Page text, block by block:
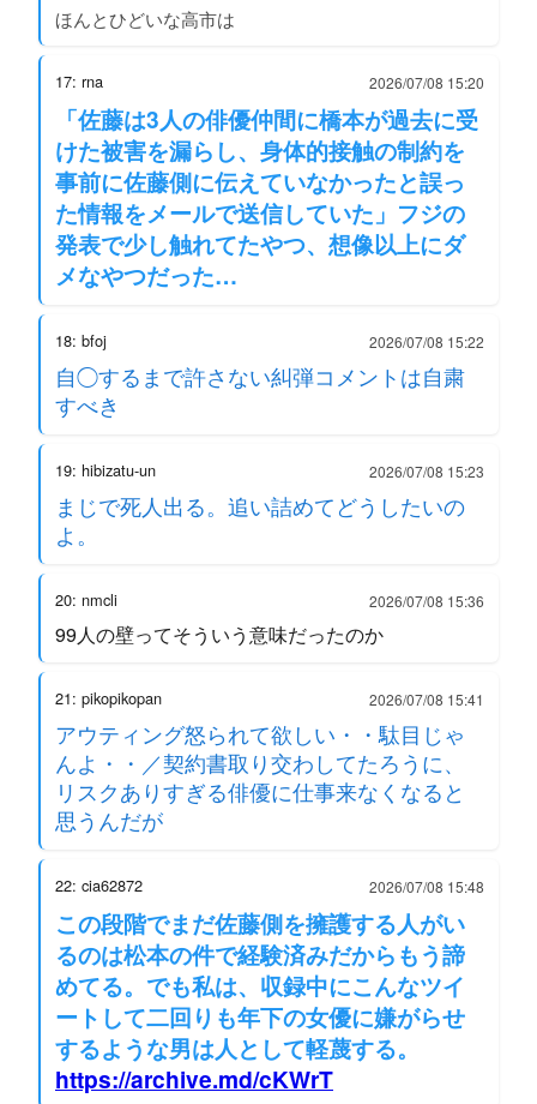
ほんとひどいな高市は
17: rna 2026/07/08 15:20
「佐藤は3人の俳優仲間に橋本が過去に受
けた被害を漏らし、身体的接触の制約を
事前に佐藤側に伝えていなかったと誤っ
た情報をメールで送信していた」フジの
発表で少し触れてたやつ、想像以上にダ
メなやつだった…
18: bfoj 2026/07/08 15:22
自◯するまで許さない糾弾コメントは自粛
すべき
19: hibizatu-un 2026/07/08 15:23
まじで死人出る。追い詰めてどうしたいの
よ。
20: nmcli 2026/07/08 15:36
99人の壁ってそういう意味だったのか
21: pikopikopan 2026/07/08 15:41
アウティング怒られて欲しい・・駄目じゃ
んよ・・／契約書取り交わしてたろうに、
リスクありすぎる俳優に仕事来なくなると
思うんだが
22: cia62872 2026/07/08 15:48
この段階でまだ佐藤側を擁護する人がい
るのは松本の件で経験済みだからもう諦
めてる。でも私は、収録中にこんなツイ
ートして二回りも年下の女優に嫌がらせ
するような男は人として軽蔑する。
https://archive.md/cKWrT